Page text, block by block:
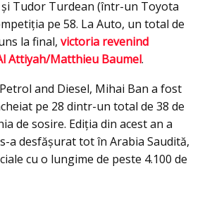
Tudor Turdean (într-un Toyota
pe 58. La Auto, un total de
la final, victoria revenind
Attiyah/Matthieu Baumel.
and Diesel, Mihai Ban a fost
pe 28 dintr-un total de 38 de
de sosire. Ediția din acest an a
a desfășurat tot în Arabia Saudită,
cu o lungime de peste 4.100 de